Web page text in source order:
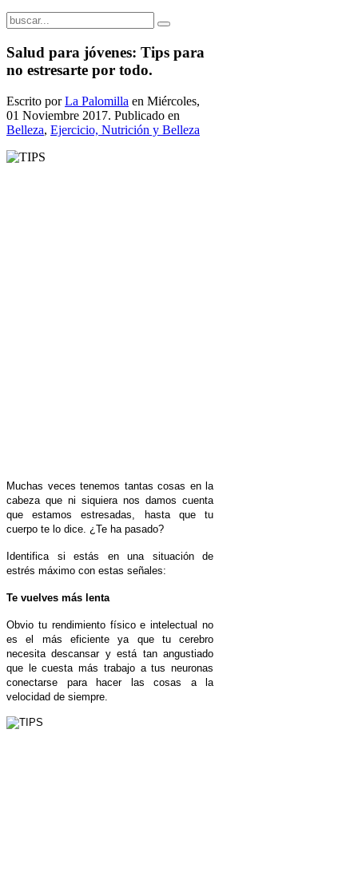
Salud para jóvenes: Tips para
no estresarte por todo.
Escrito porLa Palomilla en Miércoles,
01 Noviembre 2017. Publicado en
Belleza, Ejercicio, Nutrición y Belleza
Muchas veces tenemos tantas cosas en la
cabeza que ni siquiera nos damos cuenta
que estamos estresadas, hasta que tu
cuerpo te lo dice. ¿Te ha pasado?
Identifica si estás en una situación de
estrés máximo con estas señales:
Te vuelves más lenta
Obvio tu rendimiento físico e intelectual no
es el más eficiente ya que tu cerebro
necesita descansar y está tan angustiado
que le cuesta más trabajo a tus neuronas
conectarse para hacer las cosas a la
velocidad de siempre.